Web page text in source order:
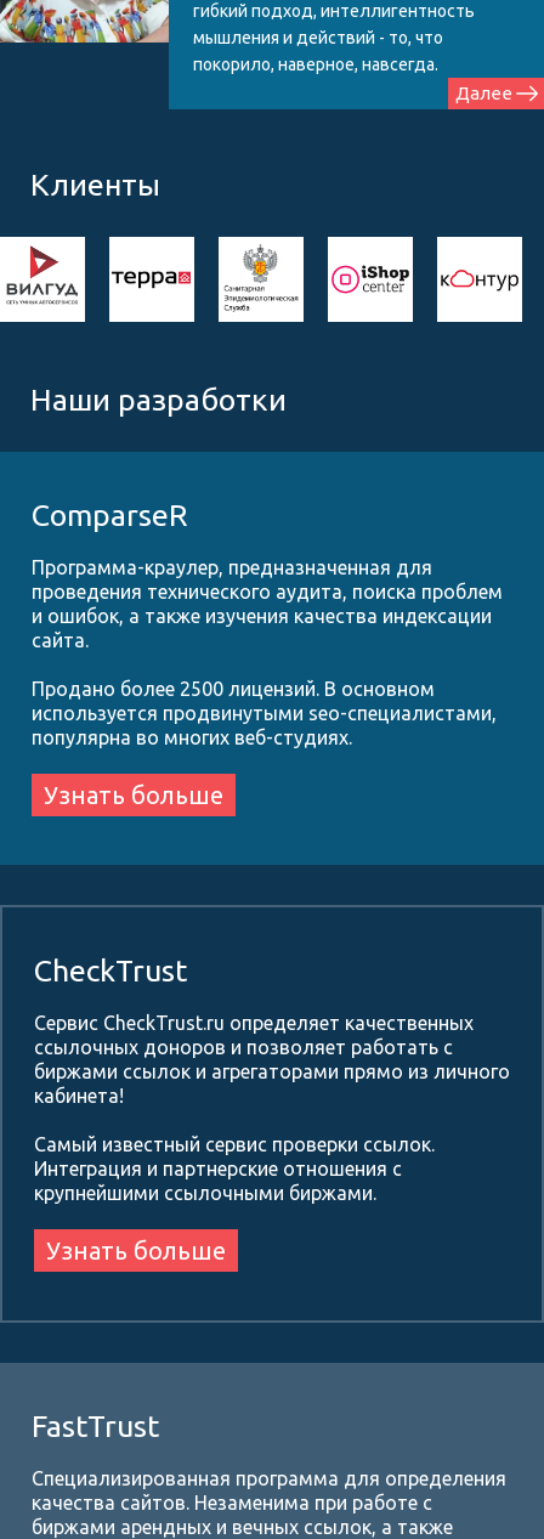
гибкий подход, интеллигентность
мышления и действий - то, что
покорило, наверное, навсегда.
Далее
Клиенты
Наши разработки
ComparseR
Программа-краулер, предназначенная для
проведения технического аудита, поиска проблем
и ошибок, а также изучения качества индексации
сайта.
Продано более 2500 лицензий. В основном
используется продвинутыми seo-специалистами,
популярна во многих веб-студиях.
Узнать больше
CheckTrust
Сервис CheckTrust.ru определяет качественных
ссылочных доноров и позволяет работать с
биржами ссылок и агрегаторами прямо из личного
кабинета!
Самый известный сервис проверки ссылок.
Интеграция и партнерские отношения с
крупнейшими ссылочными биржами.
Узнать больше
FastTrust
Специализированная программа для определения
качества сайтов. Незаменима при работе с
биржами арендных и вечных ссылок, а также